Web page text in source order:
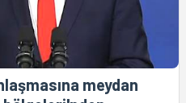
meydan